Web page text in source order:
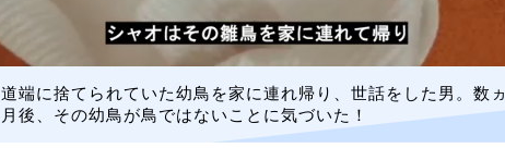
道端に捨てられていた幼鳥を家に連れ帰り、世話をした男。数ヵ
月後、その幼鳥が鳥ではないことに気づいた！